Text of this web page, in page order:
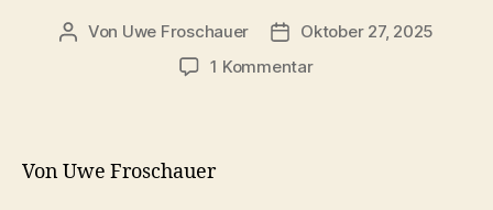
Beitragsautor
Von Uwe Froschauer Beitragsdatum
Oktober 27, 2025
1 Kommentarzu
Von Uwe Froschauer